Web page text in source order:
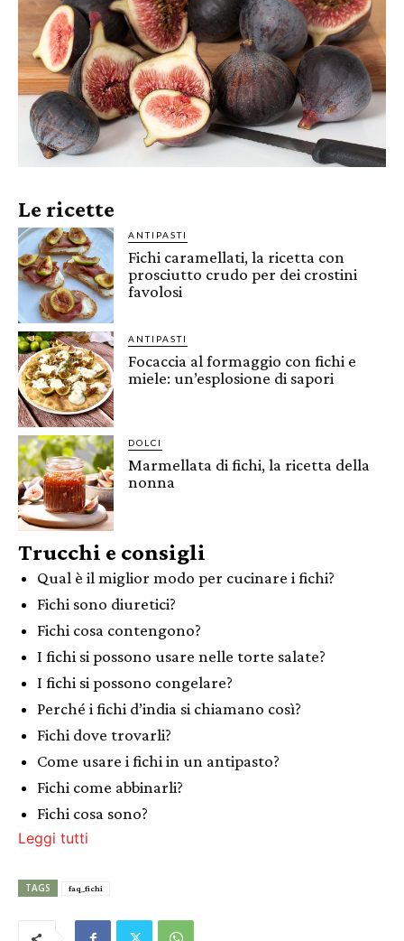
Le ricette
ANTIPASTI
Fichi caramellati, la ricetta con
prosciutto crudo per dei crostini
favolosi
ANTIPASTI
Focaccia al formaggio con fichi e
miele: un’esplosione di sapori
DOLCI
Marmellata di fichi, la ricetta della
nonna
Trucchi e consigli
Qual è il miglior modo per cucinare i fichi?
Fichi sono diuretici?
Fichi cosa contengono?
I fichi si possono usare nelle torte salate?
I fichi si possono congelare?
Perché i fichi d’india si chiamano così?
Fichi dove trovarli?
Come usare i fichi in un antipasto?
Fichi come abbinarli?
Fichi cosa sono?
Leggi tutti
TAGS faq_fichi